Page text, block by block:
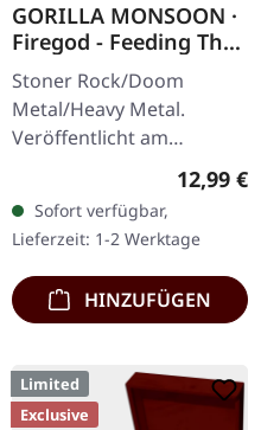
GORILLA MONSOON ·
Firegod - Feeding The
Beast | CD
Stoner Rock/Doom
Metal/Heavy Metal.
Veröffentlicht am
11.05.2018, auf Supreme
Chaos Records. CD im
Jewelcase mit 8-seitigem
Booklet. Das dritte
Album…
12,99 €
Sofort verfügbar,
Lieferzeit: 1-2 Werktage
HINZUFÜGEN
Limited
Exclusive